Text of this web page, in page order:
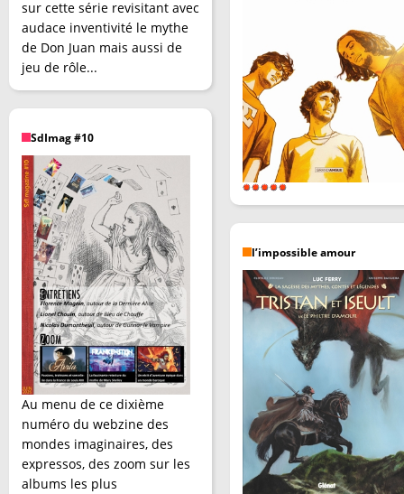
sur cette série revisitant avec
audace inventivité le mythe
de Don Juan mais aussi de
jeu de rôle...
SdImag #10
Au menu de ce dixième
numéro du webzine des
mondes imaginaires, des
expressos, des zoom sur les
albums les plus
l’impossible amour